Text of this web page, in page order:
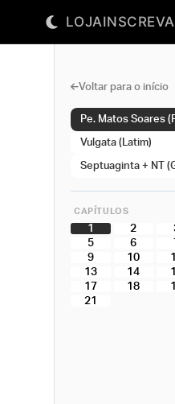
LOJA
Voltar para o início
Pe. Matos Soares
Vulgata (Latim)
Septuaginta + NT
CAPÍTULOS
1 2
5
6
9
10
13
14
17
18
21